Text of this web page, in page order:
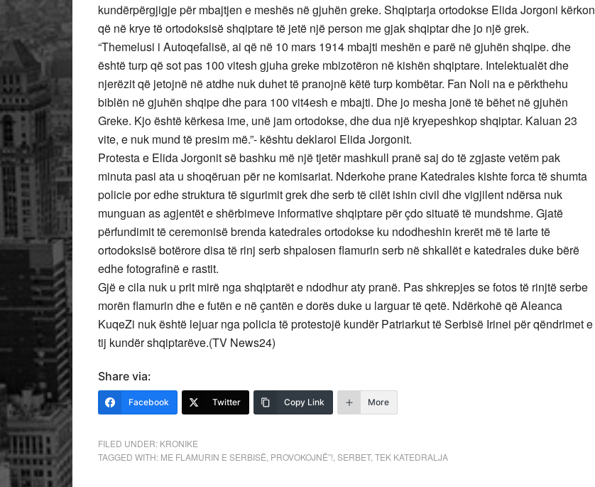
kundërpërgjigje për mbajtjen e meshës në gjuhën greke. Shqiptarja ortodokse Elida Jorgoni kërkon
që në krye të ortodoksisë shqiptare të jetë një person me gjak shqiptar dhe jo një grek.
“Themelusi i Autoqefalisë, ai që në 10 mars 1914 mbajti meshën e parë në gjuhën shqipe. dhe
është turp që sot pas 100 vitesh gjuha greke mbizotëron në kishën shqiptare. Intelektualët dhe
njerëzit që jetojnë në atdhe nuk duhet të pranojnë këtë turp kombëtar. Fan Noli na e përkthehu
biblën në gjuhën shqipe dhe para 100 vit4esh e mbajti. Dhe jo mesha jonë të bëhet në gjuhën
Greke. Kjo është kërkesa ime, unë jam ortodokse, dhe dua një kryepeshkop shqiptar. Kaluan 23
vite, e nuk mund të presim më.”- kështu deklaroi Elida Jorgonit.
Protesta e Elida Jorgonit së bashku më një tjetër mashkull pranë saj do të zgjaste vetëm pak
minuta pasi ata u shoqëruan për ne komisariat. Nderkohe prane Katedrales kishte forca të shumta
policie por edhe struktura të sigurimit grek dhe serb të cilët ishin civil dhe vigjilent ndërsa nuk
munguan as agjentët e shërbimeve informative shqiptare për çdo situatë të mundshme. Gjatë
përfundimit të ceremonisë brenda katedrales ortodokse ku ndodheshin krerët më të larte të
ortodoksisë botërore disa të rinj serb shpalosen flamurin serb në shkallët e katedrales duke bërë
edhe fotografinë e rastit.
Gjë e cila nuk u prit mirë nga shqiptarët e ndodhur aty pranë. Pas shkrepjes se fotos të rinjtë serbe
morën flamurin dhe e futën e në çantën e dorës duke u larguar të qetë. Ndërkohë që Aleanca
KuqeZi nuk është lejuar nga policia të protestojë kundër Patriarkut të Serbisë Irinei për qëndrimet e
tij kundër shqiptarëve.(TV News24)
Share via:
Facebook Twitter Copy Link More
FILED UNDER: KRONIKE
TAGGED WITH: ME FLAMURIN E SERBISË PROVOKOJNË”! SERBET, TEK KATEDRALJA